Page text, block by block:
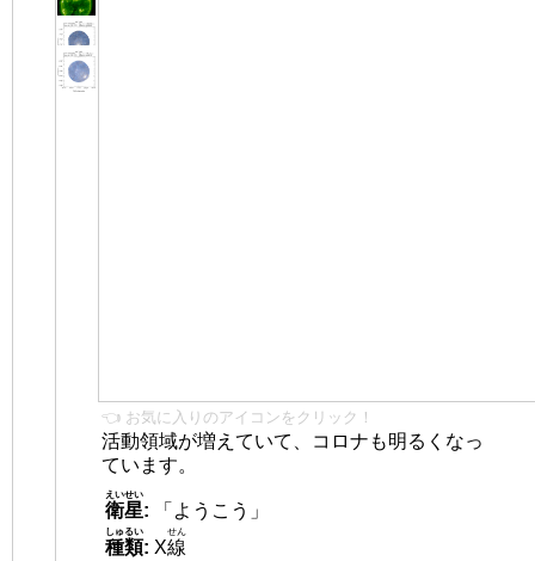
👈 お気に入りのアイコンをクリック！
活動領域が増えていて、コロナも明るくなっ
ています。
衛星
えいせい
:
「ようこう」
種類
しゅるい
: X線
せん